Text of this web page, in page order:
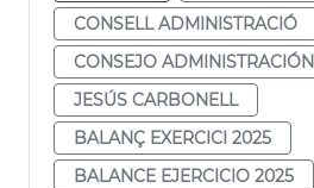
CONSELL ADMINISTRACIÓ
CONSEJO ADMINISTRACIÓN
JESÚS CARBONELL
BALANÇ EXERCICI 2025
BALANCE EJERCICIO 2025